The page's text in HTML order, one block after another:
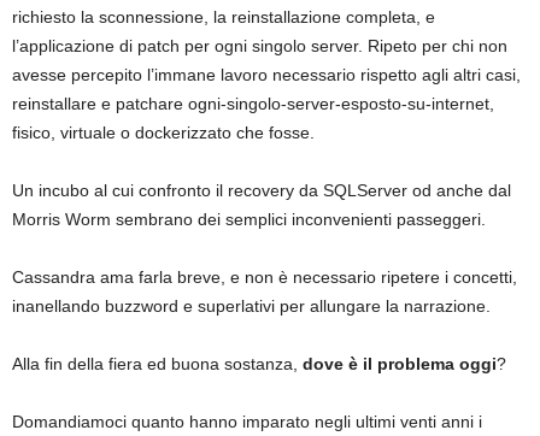
richiesto la sconnessione, la reinstallazione completa, e
l’applicazione di patch per ogni singolo server. Ripeto per chi non
avesse percepito l’immane lavoro necessario rispetto agli altri casi,
reinstallare e patchare ogni-singolo-server-esposto-su-internet,
fisico, virtuale o dockerizzato che fosse.
Un incubo al cui confronto il recovery da SQLServer od anche dal
Morris Worm sembrano dei semplici inconvenienti passeggeri.
Cassandra ama farla breve, e non è necessario ripetere i concetti,
inanellando buzzword e superlativi per allungare la narrazione.
Alla fin della fiera ed buona sostanza, dove è il problema oggi?
Domandiamoci quanto hanno imparato negli ultimi venti anni i